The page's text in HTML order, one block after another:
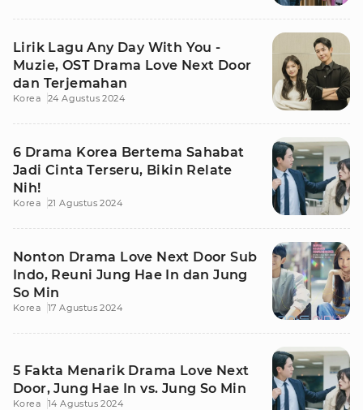
Lirik Lagu Any Day With You -
Muzie, OST Drama Love Next Door
dan Terjemahan
Korea 24 Agustus 2024
6 Drama Korea Bertema Sahabat
Jadi Cinta Terseru, Bikin Relate
Nih!
Korea 21 Agustus 2024
Nonton Drama Love Next Door Sub
Indo, Reuni Jung Hae In dan Jung
So Min
Korea 17 Agustus 2024
5 Fakta Menarik Drama Love Next
Door, Jung Hae In vs. Jung So Min
Korea 14 Agustus 2024